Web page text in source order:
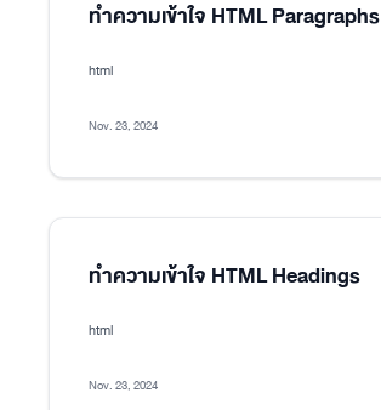
ทำความเข้าใจ HTML Paragraphs
html
Nov. 23, 2024
ทำความเข้าใจ HTML Headings
html
Nov. 23, 2024